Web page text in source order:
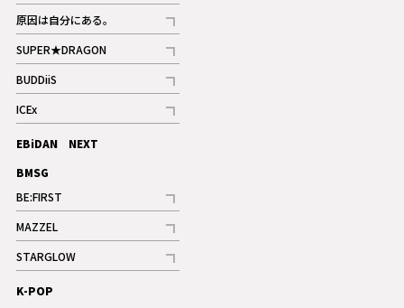
記事
原因は自分にある。
記事
SUPER★DRAGON
記事
BUDDiiS
記事
ICEx
記事
EBiDAN NEXT
BMSG
BE:FIRST
記事
ギャラリー
MAZZEL
記事
ギャラリー
STARGLOW
記事
K-POP